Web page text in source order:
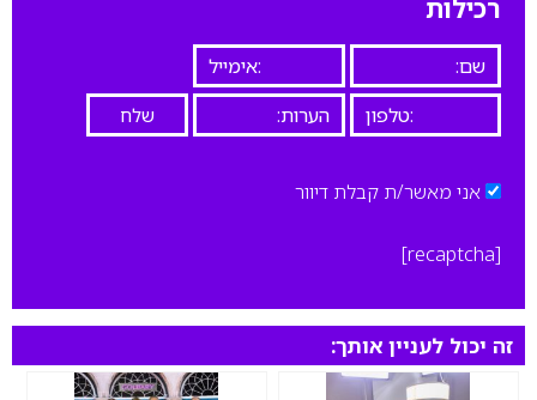
רכילות
אני מאשר/ת קבלת דיוור
[recaptcha]
זה יכול לעניין אותך: